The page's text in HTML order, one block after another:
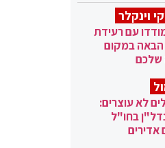
וינקלר
עם רעידת
במקום
שלכם
לא עוצרים:
בחו"ל
אדירים